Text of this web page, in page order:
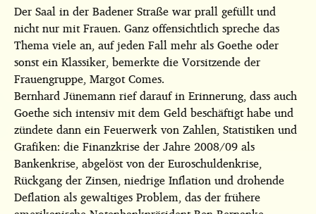
Der Saal in der Badener Straße war prall gefüllt und
nicht nur mit Frauen. Ganz offensichtlich spreche das
Thema viele an, auf jeden Fall mehr als Goethe oder
sonst ein Klassiker, bemerkte die Vorsitzende der
Frauengruppe, Margot Comes.
Bernhard Jünemann rief darauf in Erinnerung, dass auch
Goethe sich intensiv mit dem Geld beschäftigt habe und
zündete dann ein Feuerwerk von Zahlen, Statistiken und
Grafiken: die Finanzkrise der Jahre 2008/09 als
Bankenkrise, abgelöst von der Euroschuldenkrise,
Rückgang der Zinsen, niedrige Inflation und drohende
Deflation als gewaltiges Problem, das der frühere